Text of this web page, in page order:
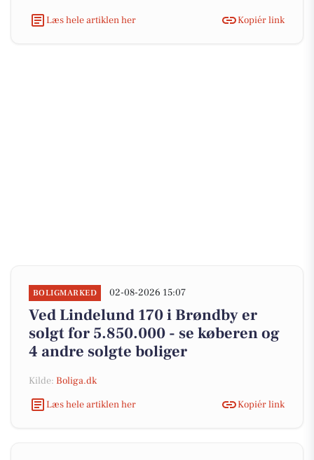
Læs hele artiklen her Kopiér link
BOLIGMARKED 02-08-2026 15:07
Ved Lindelund 170 i Brøndby er
solgt for 5.850.000 - se køberen og
4 andre solgte boliger
Kilde: Boliga.dk
Læs hele artiklen her
Kopiér link